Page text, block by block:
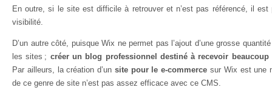
En outre, si le site est difficile à retrouver et n’est pas référencé, il est
visibilité.
D’un autre côté, puisque Wix ne permet pas l’ajout d’une grosse
les sites ; créer un blog professionnel destiné à recevoir
Par ailleurs, la création d’un site pour le e-commerce sur Wix est une
de ce genre de site n’est pas assez efficace avec ce CMS.